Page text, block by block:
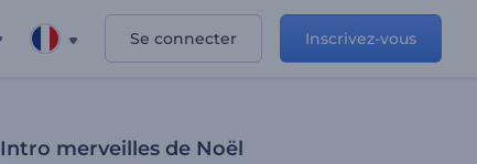
Se connecter Inscrivez-vous
Intro merveilles de Noël